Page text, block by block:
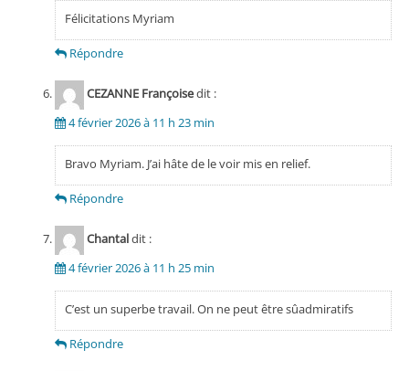
Félicitations Myriam
Répondre
CEZANNE Françoisedit :
4 février 2026 à 11 h 23 min
Bravo Myriam. J’ai hâte de le voir mis en relief.
Répondre
Chantaldit :
4 février 2026 à 11 h 25 min
C’est un superbe travail. On ne peut être sûadmiratifs
Répondre